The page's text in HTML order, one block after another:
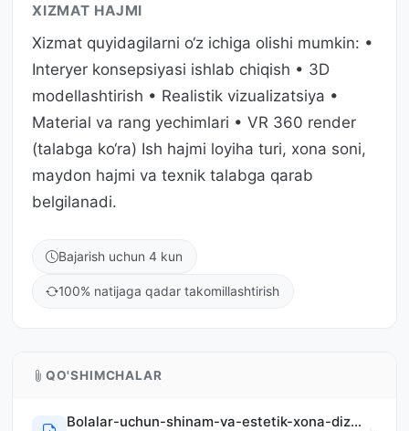
XIZMAT HAJMI
Xizmat quyidagilarni o‘z ichiga olishi mumkin: •
Interyer konsepsiyasi ishlab chiqish • 3D
modellashtirish • Realistik vizualizatsiya •
Material va rang yechimlari • VR 360 render
(talabga ko‘ra) Ish hajmi loyiha turi, xona soni,
maydon hajmi va texnik talabga qarab
belgilanadi.
Bajarish uchun 4 kun
100% natijaga qadar takomillashtirish
QO'SHIMCHALAR
Bolalar-uchun-shinam-va-estetik-xona-dizayni.pdf